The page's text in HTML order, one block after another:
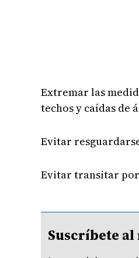
Extremar las
techos y caídas de
Evitar
Evitar transitar
Suscríbete